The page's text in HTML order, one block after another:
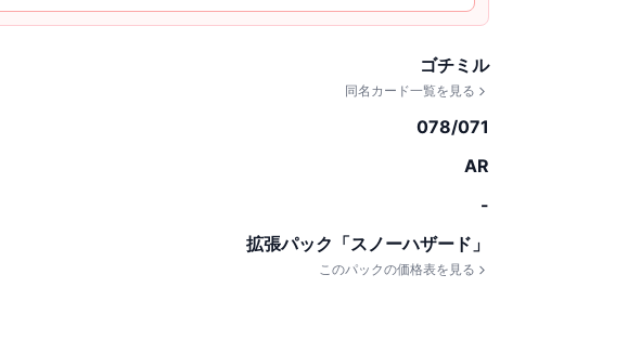
ゴチミル
同名カード一覧を見る
078/071
AR
-
拡張パック「スノーハザード」
このパックの価格表を見る